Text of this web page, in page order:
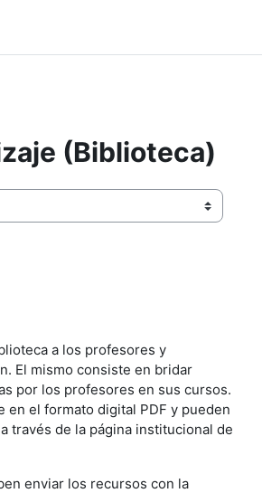
(Biblioteca)
a los profesores y
El mismo consiste en bridar
por los profesores en sus cursos.
en el formato digital PDF y pueden
través de la página institucional de
enviar los recursos con la